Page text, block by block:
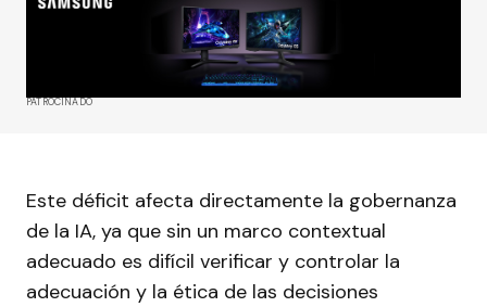
PATROCINADO
Este déficit afecta directamente la gobernanza
de la IA, ya que sin un marco contextual
adecuado es difícil verificar y controlar la
adecuación y la ética de las decisiones